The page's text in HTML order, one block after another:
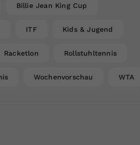
Billie Jean King Cup
ITF Kids & Jugend
Racketlon Rollstuhltennis
Wochenvorschau WTA